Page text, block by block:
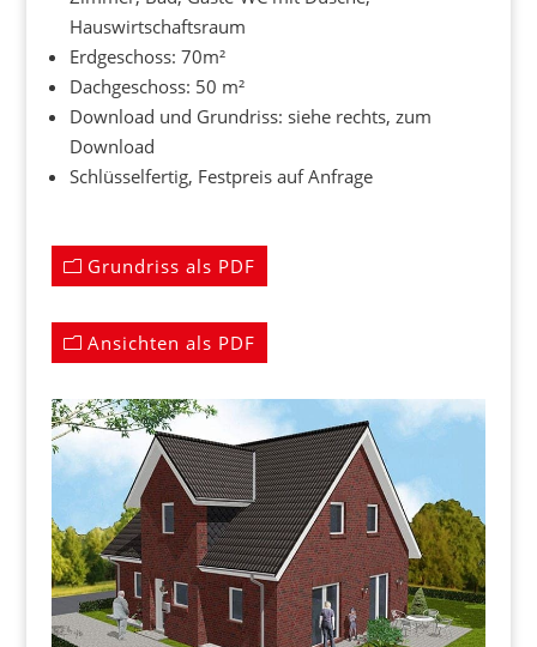
Hauswirtschaftsraum
Erdgeschoss: 70m²
Dachgeschoss: 50 m²
Download und Grundriss: siehe rechts, zum
Download
Schlüsselfertig, Festpreis auf Anfrage
Grundriss als PDF
Ansichten als PDF